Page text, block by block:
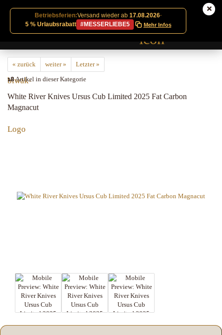
Betriebsferien:Versand wieder ab 17.08.2026·
5 % Urlaubsrabatt
#MESSERLIEBE5 Mehr Infos
« zurück weiter »
Letzter »
18Artikel in dieser Kategorie
White River Knives Ursus Cub Limited 2025 Fat Carbon
Magnacut